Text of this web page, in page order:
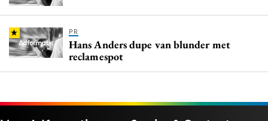
PR
Hans Anders dupe van blunder met
reclamespot